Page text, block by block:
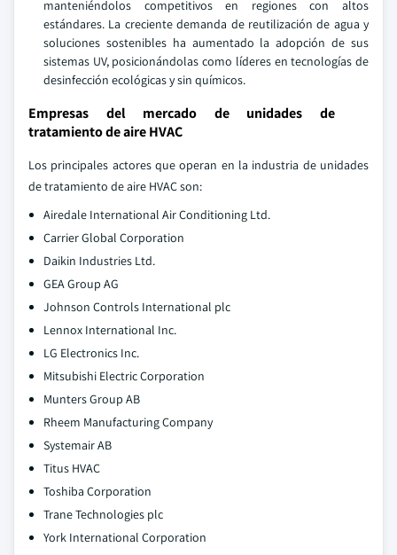
manteniéndolos competitivos en regiones con altos
estándares. La creciente demanda de reutilización de agua y
soluciones sostenibles ha aumentado la adopción de sus
sistemas UV, posicionándolas como líderes en tecnologías de
desinfección ecológicas y sin químicos.
Empresas del mercado de unidades de
tratamiento de aire HVAC
Los principales actores que operan en la industria de unidades
de tratamiento de aire HVAC son:
Airedale International Air Conditioning Ltd.
Carrier Global Corporation
Daikin Industries Ltd.
GEA Group AG
Johnson Controls International plc
Lennox International Inc.
LG Electronics Inc.
Mitsubishi Electric Corporation
Munters Group AB
Rheem Manufacturing Company
Systemair AB
Titus HVAC
Toshiba Corporation
Trane Technologies plc
York International Corporation